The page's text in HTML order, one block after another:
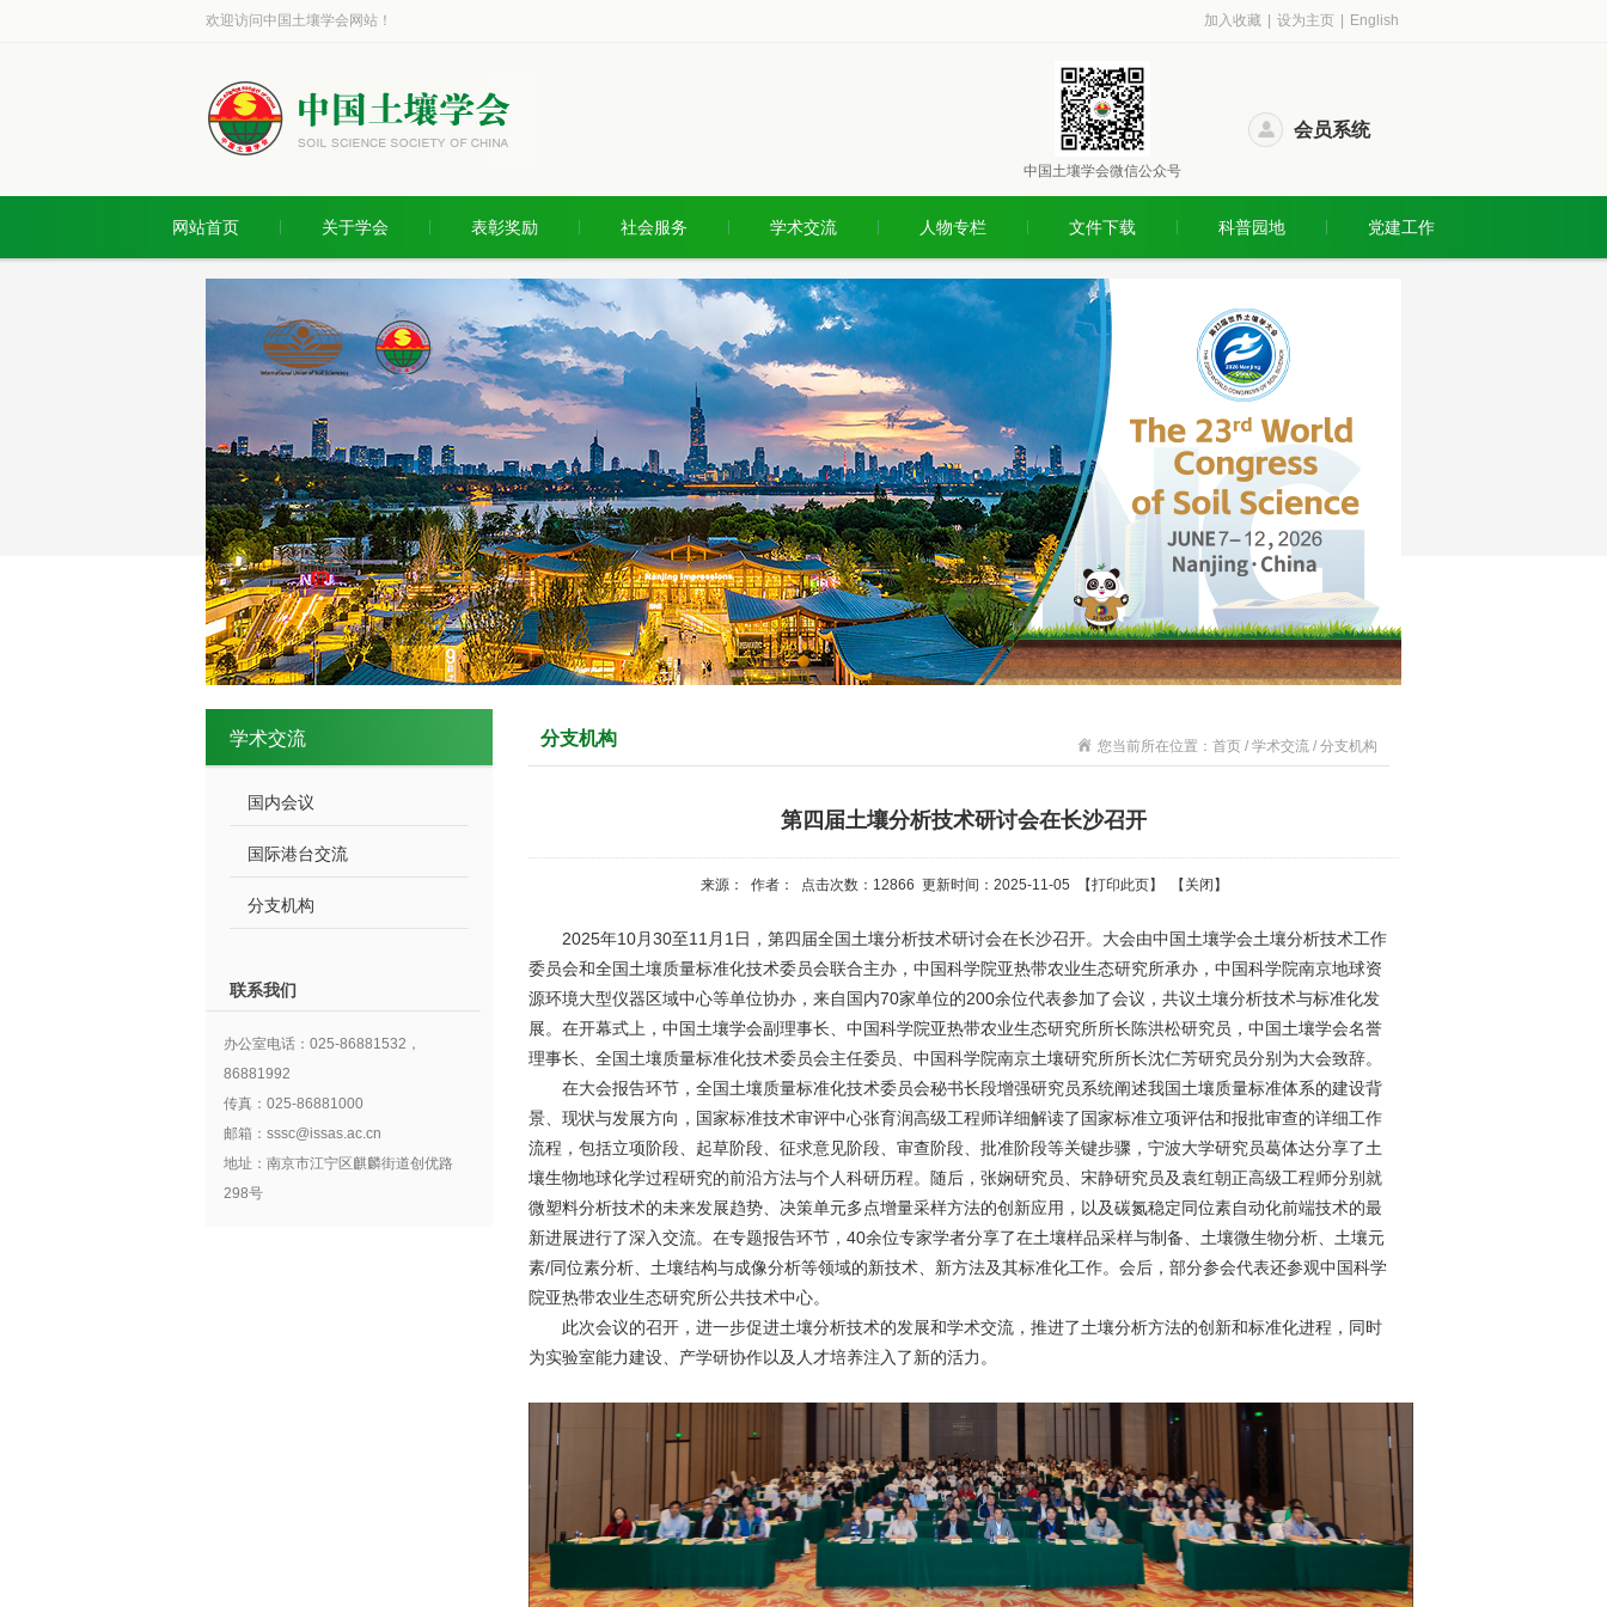
欢迎访问中国土壤学会网站！ 加入收藏 设为主页 English
会员系统
中国土壤学会微信公众号
网站首页 关于学会 表彰奖励 社会服务 学术交流 人物专栏 文件下载 科普园地 党建工作
1
学术交流
国内会议
国际港台交流
分支机构
联系我们
办公室电话：025-86881532，
86881992
传真：025-86881000
邮箱：sssc@issas.ac.cn
地址：南京市江宁区麒麟街道创优路
298号
分支机构 您当前所在位置：首页 / 学术交流 / 分支机构
第四届土壤分析技术研讨会在长沙召开
来源： 作者： 点击次数： 12866 更新时间：2025-11-05 【打印此页】 【 关闭 】
2025年10月30至11月1日，第四届全国土壤分析技术研讨会在长沙召开。大会由中国土壤学会土壤分析技术工作
委员会和全国土壤质量标准化技术委员会联合主办，中国科学院亚热带农业生态研究所承办，中国科学院南京地球资
源环境大型仪器区域中心等单位协办，来自国内70家单位的200余位代表参加了会议，共议土壤分析技术与标准化发
展。在开幕式上，中国土壤学会副理事长、中国科学院亚热带农业生态研究所所长陈洪松研究员，中国土壤学会名誉
理事长、全国土壤质量标准化技术委员会主任委员、中国科学院南京土壤研究所所长沈仁芳研究员分别为大会致辞。
在大会报告环节，全国土壤质量标准化技术委员会秘书长段增强研究员系统阐述我国土壤质量标准体系的建设背
景、现状与发展方向，国家标准技术审评中心张育润高级工程师详细解读了国家标准立项评估和报批审查的详细工作
流程，包括立项阶段、起草阶段、征求意见阶段、审查阶段、批准阶段等关键步骤，宁波大学研究员葛体达分享了土
壤生物地球化学过程研究的前沿方法与个人科研历程。随后，张娴研究员、宋静研究员及袁红朝正高级工程师分别就
微塑料分析技术的未来发展趋势、决策单元多点增量采样方法的创新应用，以及碳氮稳定同位素自动化前端技术的最
新进展进行了深入交流。在专题报告环节，40余位专家学者分享了在土壤样品采样与制备、土壤微生物分析、土壤元
素/同位素分析、土壤结构与成像分析等领域的新技术、新方法及其标准化工作。会后，部分参会代表还参观中国科学
院亚热带农业生态研究所公共技术中心。
此次会议的召开，进一步促进土壤分析技术的发展和学术交流，推进了土壤分析方法的创新和标准化进程，同时
为实验室能力建设、产学研协作以及人才培养注入了新的活力。